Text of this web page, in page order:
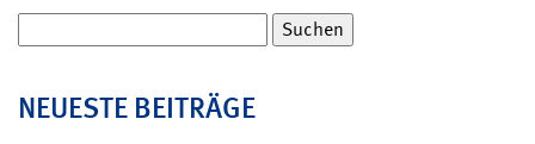
nach:
NEUESTE BEITRÄGE